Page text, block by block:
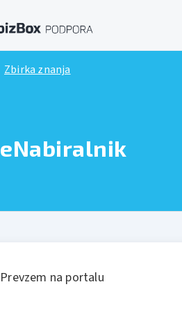
Zbirka znanja
eNabiralnik
Prevzem na portalu